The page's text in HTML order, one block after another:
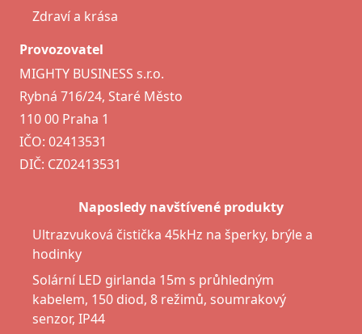
Zdraví a krása
Provozovatel
MIGHTY BUSINESS s.r.o.
Rybná 716/24, Staré Město
110 00 Praha 1
IČO: 02413531
DIČ: CZ02413531
Naposledy navštívené produkty
Ultrazvuková čistička 45kHz na šperky, brýle a
hodinky
Solární LED girlanda 15m s průhledným
kabelem, 150 diod, 8 režimů, soumrakový
senzor, IP44